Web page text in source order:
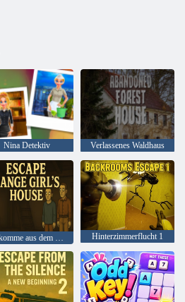
Nina Detektiv Verlassenes Waldhaus
Hinterzimmerflucht 1